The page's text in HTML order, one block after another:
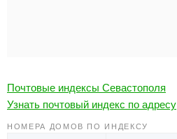
Почтовые индексы Севастополя
Узнать почтовый индекс по адресу
НОМЕРА ДОМОВ ПО ИНДЕКСУ